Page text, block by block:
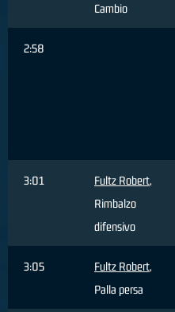
Cambio
2:58
3:01 Fultz Robert,
Rimbalzo
difensivo
3:05 Fultz Robert,
Palla persa